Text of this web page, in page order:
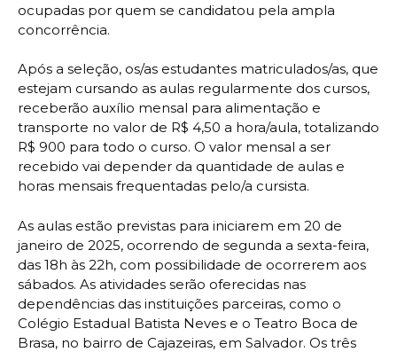
ocupadas por quem se candidatou pela ampla
concorrência.
Após a seleção, os/as estudantes matriculados/as, que
estejam cursando as aulas regularmente dos cursos,
receberão auxílio mensal para alimentação e
transporte no valor de R$ 4,50 a hora/aula, totalizando
R$ 900 para todo o curso. O valor mensal a ser
recebido vai depender da quantidade de aulas e
horas mensais frequentadas pelo/a cursista.
As aulas estão previstas para iniciarem em 20 de
janeiro de 2025, ocorrendo de segunda a sexta-feira,
das 18h às 22h, com possibilidade de ocorrerem aos
sábados. As atividades serão oferecidas nas
dependências das instituições parceiras, como o
Colégio Estadual Batista Neves e o Teatro Boca de
Brasa, no bairro de Cajazeiras, em Salvador. Os três